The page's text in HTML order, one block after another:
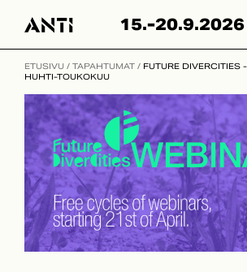
content
15.-20.9.2026
ETUSIVU / TAPAHTUMAT / FUTURE DIVERCITIES
HUHTI-TOUKOKUU